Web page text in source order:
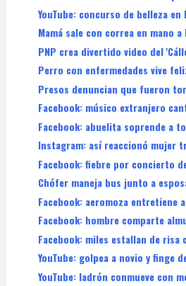
YouTube: concurso de belleza
Mamá sale con correa en mano
PNP crea divertido video del
Perro con enfermedades vive
Presos denuncian que fueron
Facebook: músico extranjero
Facebook: abuelita soprende a
Instagram: así reaccionó mujer
Facebook: fiebre por concierto
Chófer maneja bus junto a
Facebook: aeromoza entretiene
Facebook: hombre comparte
Facebook: miles estallan de risa
YouTube: golpea a novio y finge
YouTube: ladrón conmueve con